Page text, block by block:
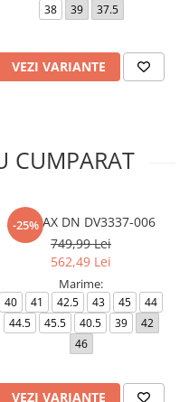
38
39 37.5
VEZI VARIANTE
CUMPARAT
-25%
AIR MAX DN DV3337-006
749,99 Lei
562,49 Lei
Marime:
40 41 42.5 43 45
44
44.5
45.5 40.5 39
42
46
VEZI VARIANTE